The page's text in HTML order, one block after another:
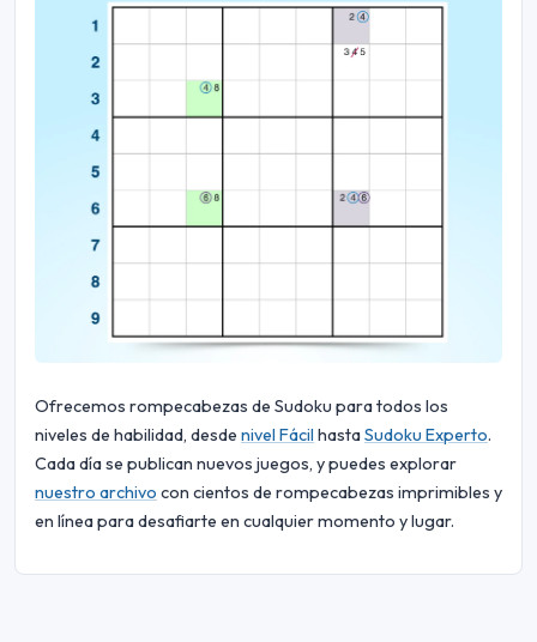
Ofrecemos rompecabezas de Sudoku para todos los
niveles de habilidad, desde nivel Fácil hastaSudoku Experto.
Cada día se publican nuevos juegos, y puedes explorar
nuestro archivo con cientos de rompecabezas imprimibles y
en línea para desafiarte en cualquier momento y lugar.